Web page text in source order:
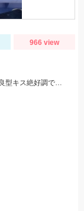
966 view
午後ショート便キス釣り、最大２４㎝の巨ギス登場！良型キス絶好調です！